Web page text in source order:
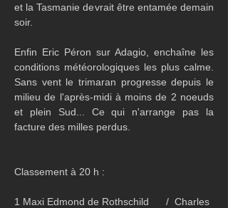
et la Tasmanie devrait être entamée demain
soir.
Enfin Eric Péron sur Adagio, enchaîne les
conditions météorologiques les plus calme.
Sans vent le trimaran progresse depuis le
milieu de l'après-midi à moins de 2 noeuds
et plein Sud... Ce qui n'arrange pas la
facture des milles perdus.
Classement à 20 h :
1 Maxi Edmond de Rothschild      /  Charles